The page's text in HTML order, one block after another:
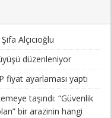
Alçıcıoğlu
düzenleniyor
fiyat ayarlaması yaptı
taşındı: “Güvenlik
bir arazinin hangi